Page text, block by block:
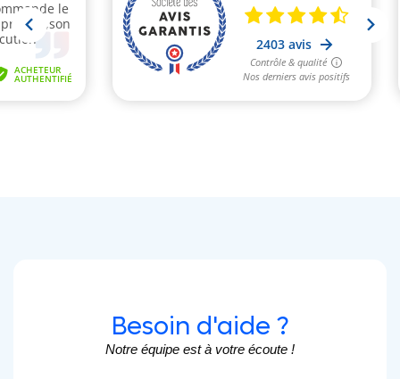
Besoin d'aide ?
Notre équipe est à votre écoute !